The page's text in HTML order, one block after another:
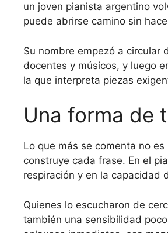
un joven pianista argentino
puede abrirse camino sin
Su nombre empezó a circular
docentes y músicos, y luego
la que interpreta piezas
Una forma de
Lo que más se comenta no
construye cada frase. En el
respiración y en la capacidad
Quienes lo escucharon de
también una sensibilidad